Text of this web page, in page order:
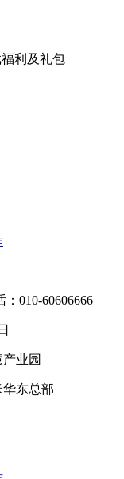
福利 及礼包
010-60606666
业园
东总部